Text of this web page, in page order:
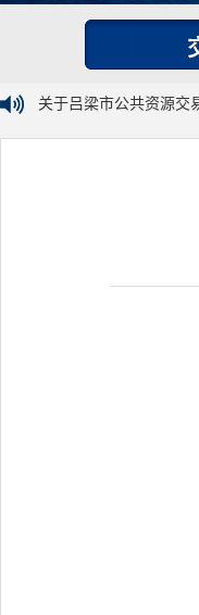
关于吕梁市公共资源交